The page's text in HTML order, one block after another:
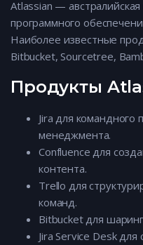
Atlassian —
программного
Наиболее известные
Bitbucket, Sourcetree,
Продукты
Jira для командного
менеджмента.
Confluence для
контента.
Trello для
команд.
Bitbucket для
Jira Service Desk